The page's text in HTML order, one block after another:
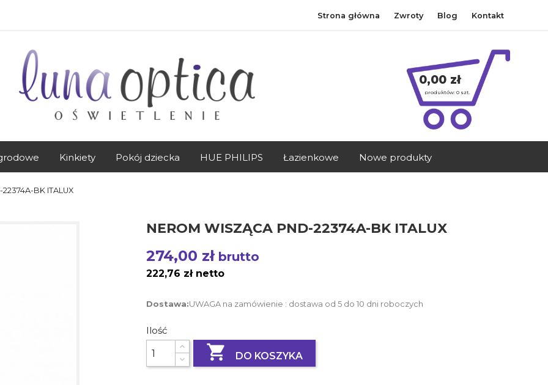
Strona główna Zwroty Blog Kontakt
0,00 zł
produktów: 0szt.
Kinkiety Pokój dziecka HUE PHILIPS Łazienkowe Nowe produkty
BK ITALUX
NEROM WISZĄCA PND-22374A-BK ITALUX
274,00 zł brutto
222,76 zł netto
Dostawa:UWAGA na zamówienie : dostawa od 5 do 10 dni roboczych
Ilość
 DO KOSZYKA